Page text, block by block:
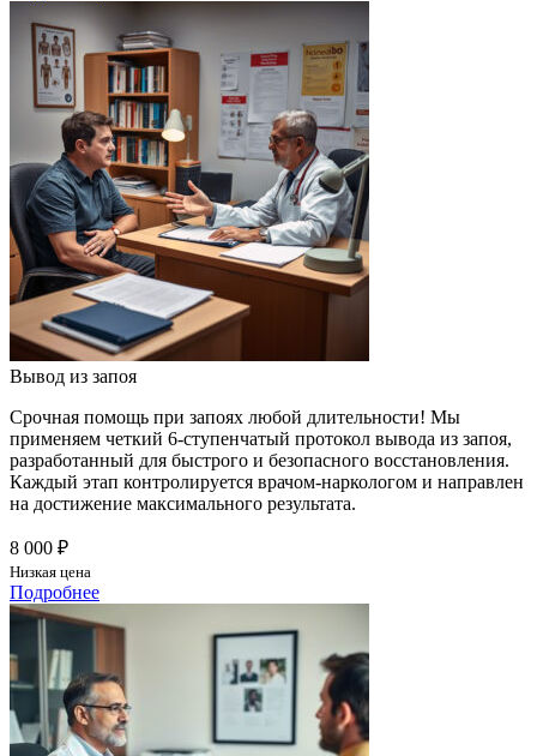
Вывод из запоя
Срочная помощь при запоях любой длительности! Мы
применяем четкий 6-ступенчатый протокол вывода из запоя,
разработанный для быстрого и безопасного восстановления.
Каждый этап контролируется врачом-наркологом и направлен
на достижение максимального результата.
8 000 ₽
Низкая цена
Подробнее